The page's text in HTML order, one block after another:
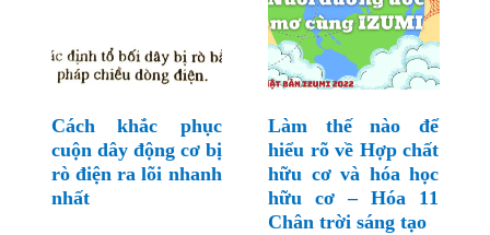
Cách khắc phục
cuộn dây động cơ bị
rò điện ra lõi nhanh
nhất
Làm thế nào để
hiểu rõ về Hợp chất
hữu cơ và hóa học
hữu cơ – Hóa 11
Chân trời sáng tạo